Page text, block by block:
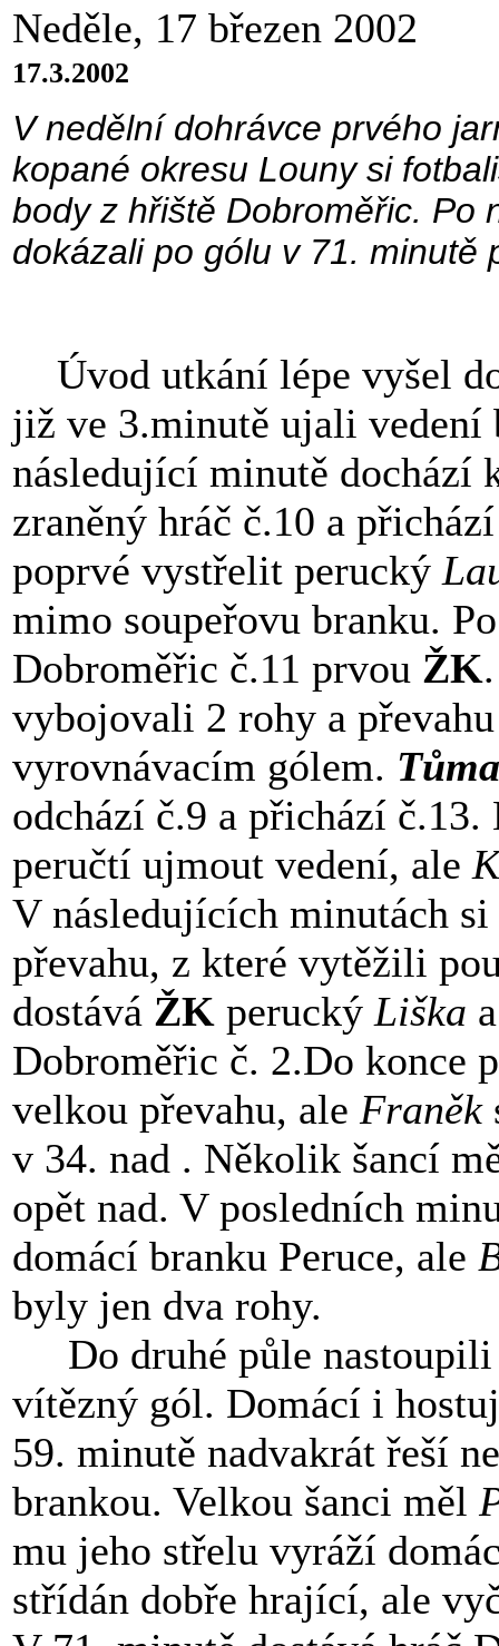
Neděle, 17 březen 2002
17.3.2002
V nedělní dohrávce prvého
kopané okresu Louny si
body z hřiště Dobroměřic. Po
dokázali po gólu v 71. minutě
Úvod utkání lépe vyšel
již ve 3.minutě ujali vedení
následující minutě dochází
zraněný hráč č.10 a
poprvé vystřelit perucký
mimo soupeřovu branku.
Dobroměřic č.11 prvou ŽK
vybojovali 2 rohy a
vyrovnávacím gólem. Tůma
odchází č.9 a přichází
peručtí ujmout vedení, ale
V následujících minutách
převahu, z které vytěžili
dostává ŽK perucký Liška
Dobroměřic č. 2.Do konce
velkou převahu, ale Franěk
v 34. nad . Několik šancí
opět nad. V posledních
domácí branku Peruce, ale
byly jen dva rohy.
Do druhé půle nastoupili
vítězný gól. Domácí i
59. minutě nadvakrát řeší
brankou. Velkou šanci měl
mu jeho střelu vyráží
střídán dobře hrající, ale